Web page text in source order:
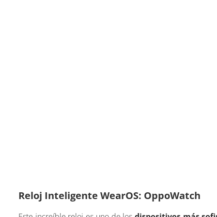
Reloj Inteligente WearOS: OppoWatch